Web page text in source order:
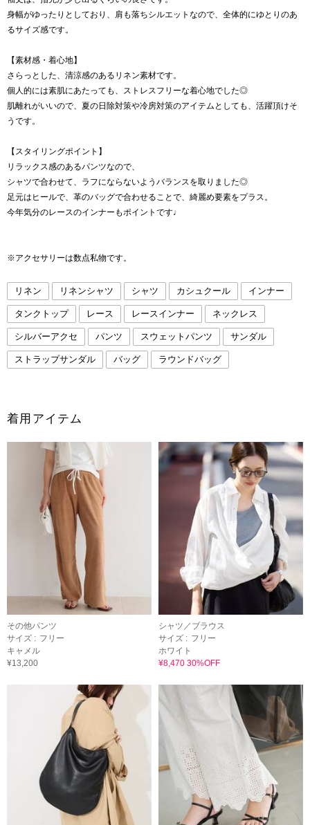
身幅がゆったりとしており、肩も落ちシルエットなので、全体的にゆとりのあ
るサイズ感です。
【素材感・着心地】
さらっとした、清涼感のあるリネン素材です。
個人的には素肌にあたっても、ストレスフリーな着心地でした◎
肌離れがいいので、夏の日除対策や冷房対策のアイテムとしても、活躍頂けそ
うです。
【スタイリングポイント】
リラックス感のあるパンツなので、
シャツで合わせて、ラフにならないようバランスを取りました◎
足元はヒールで、革のバッグで合わせることで、綺麗め要素をプラス。
今年気分のレースのインナーもポイントです♩
※アクセサリーは数点私物です。
リネン リネンシャツ シャツ カシュクール インナー
タンクトップ レース レースインナー ネックレス
シルバーアクセ パンツ スウェットパンツ サンダル
ストラップサンダル バッグ ラウンドバッグ
着用アイテム
その他パンツ
サイズ : フリー
キャメル
¥13,200
シャツ／ブラウス
サイズ : フリー
ホワイト
¥8,470 30%OFF